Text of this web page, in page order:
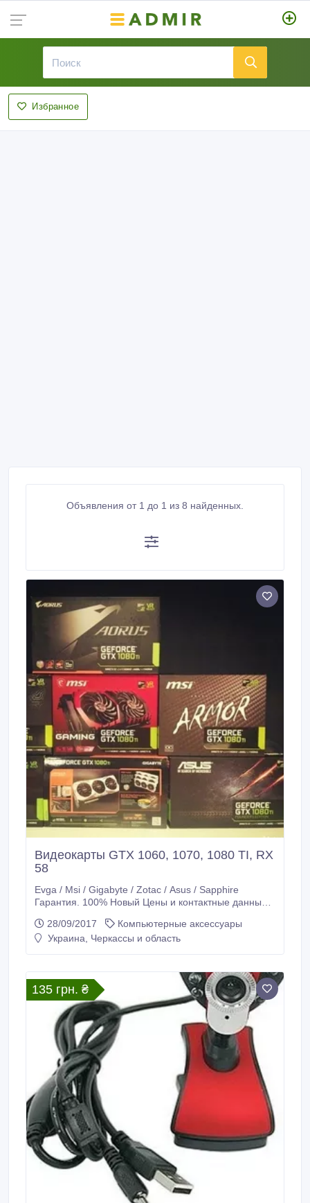
Избранное
Объявления от 1 до 1 из 8 найденных.
Видеокарты GTX 1060, 1070, 1080 TI, RX
58
Evga / Msi / Gigabyte / Zotac / Asus / Sapphire
Гарантия. 100% Новый Цены и контактные данные
722384253.
28/09/2017
Компьютерные аксессуары
Украина, Черкассы и область
135 грн. ₴